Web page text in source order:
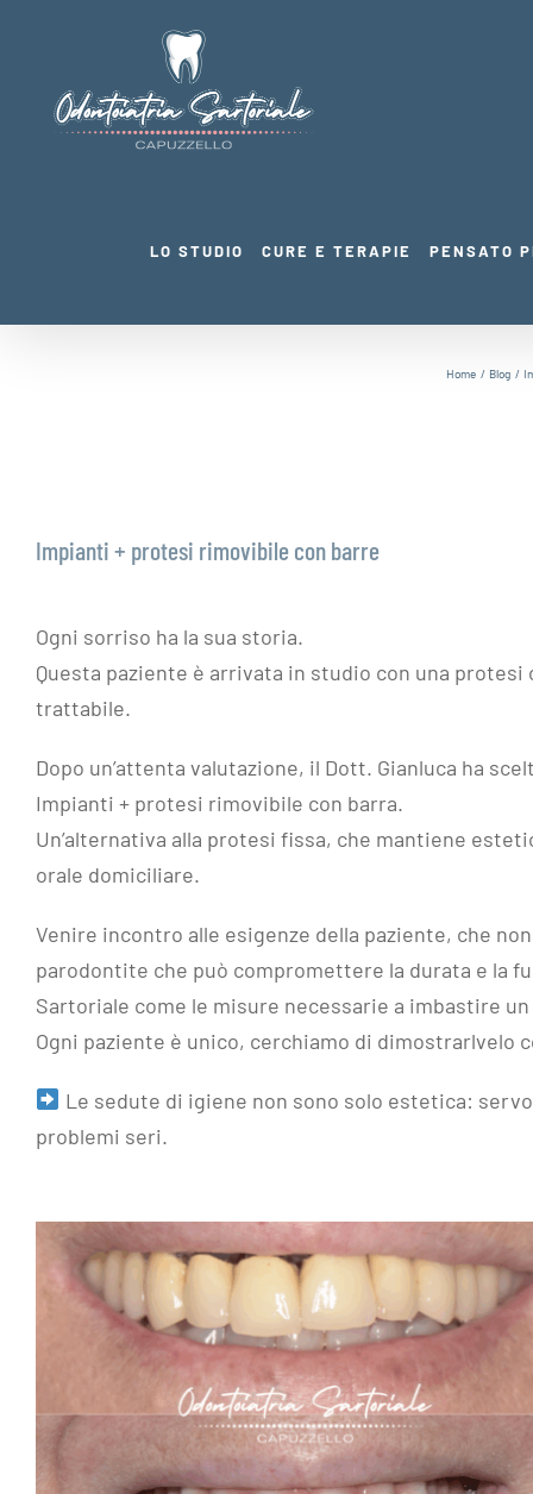
contenuto
LO STUDIO CURE E TERAPIE PENSATO
Home Blog
Impianti + protesi rimovibile con barre
Ogni sorriso ha la sua storia.
Questa paziente è arrivata in studio con una
trattabile.
Dopo un’attenta valutazione, il Dott. Gianluca ha
Impianti + protesi rimovibile con barra.
Un’alternativa alla protesi fissa, che mantiene
orale domiciliare.
Venire incontro alle esigenze della paziente, che
parodontite che può compromettere la durata e la
Sartoriale come le misure necessarie a imbastire
Ogni paziente è unico, cerchiamo di dimostrarlvelo
Le sedute di igiene non sono solo estetica:
problemi seri.